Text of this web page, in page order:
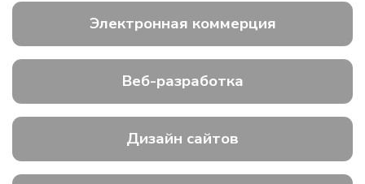
Электронная коммерция
Веб-разработка
Дизайн сайтов